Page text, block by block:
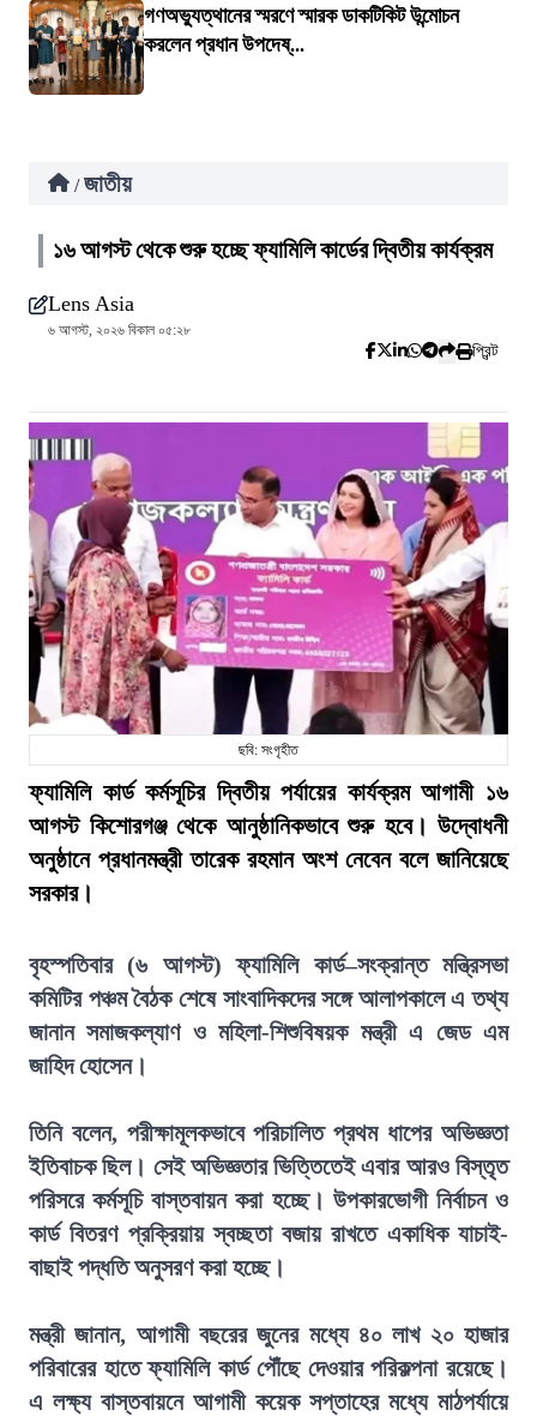
গণঅভ্যুত্থানের স্মরণে স্মারক ডাকটিকিট উন্মোচন
করলেন প্রধান উপদেষ্...
/ জাতীয়
১৬ আগস্ট থেকে শুরু হচ্ছে ফ্যামিলি কার্ডের দ্বিতীয় কার্যক্রম
Lens Asia
৬ আগস্ট, ২০২৬ বিকাল ০৫:২৮
প্রিন্ট
ছবি: সংগৃহীত
ফ্যামিলি কার্ড কর্মসূচির দ্বিতীয় পর্যায়ের কার্যক্রম আগামী ১৬
আগস্ট কিশোরগঞ্জ থেকে আনুষ্ঠানিকভাবে শুরু হবে। উদ্বোধনী
অনুষ্ঠানে প্রধানমন্ত্রী তারেক রহমান অংশ নেবেন বলে জানিয়েছে
সরকার।
বৃহস্পতিবার (৬ আগস্ট) ফ্যামিলি কার্ড–সংক্রান্ত মন্ত্রিসভা
কমিটির পঞ্চম বৈঠক শেষে সাংবাদিকদের সঙ্গে আলাপকালে এ তথ্য
জানান সমাজকল্যাণ ও মহিলা-শিশুবিষয়ক মন্ত্রী এ জেড এম
জাহিদ হোসেন।
তিনি বলেন, পরীক্ষামূলকভাবে পরিচালিত প্রথম ধাপের অভিজ্ঞতা
ইতিবাচক ছিল। সেই অভিজ্ঞতার ভিত্তিতেই এবার আরও বিস্তৃত
পরিসরে কর্মসূচি বাস্তবায়ন করা হচ্ছে। উপকারভোগী নির্বাচন ও
কার্ড বিতরণ প্রক্রিয়ায় স্বচ্ছতা বজায় রাখতে একাধিক যাচাই-
বাছাই পদ্ধতি অনুসরণ করা হচ্ছে।
মন্ত্রী জানান, আগামী বছরের জুনের মধ্যে ৪০ লাখ ২০ হাজার
পরিবারের হাতে ফ্যামিলি কার্ড পৌঁছে দেওয়ার পরিকল্পনা রয়েছে।
এ লক্ষ্য বাস্তবায়নে আগামী কয়েক সপ্তাহের মধ্যে মাঠপর্যায়ে